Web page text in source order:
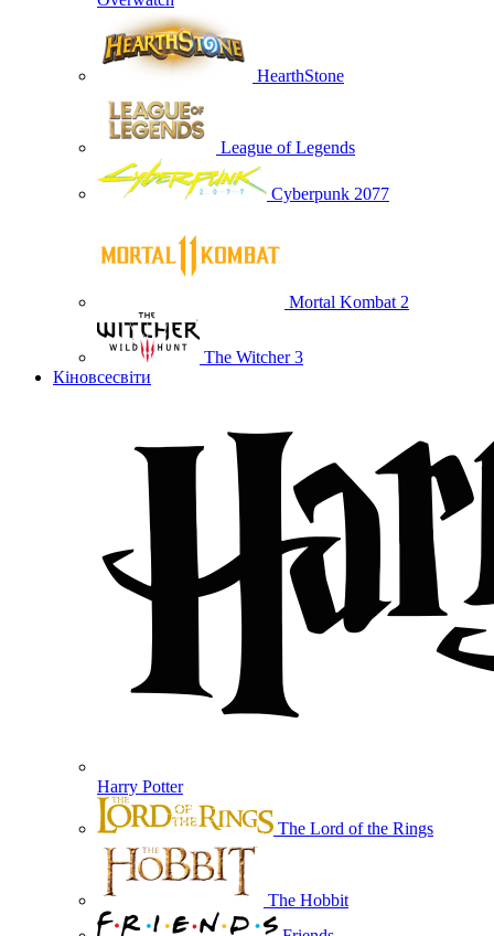
HearthStone
League of Legends
Cyberpunk 2077
Mortal Kombat 2
The Witcher 3
Кіновсесвіти
Harry Potter
The Lord of the Rings
The Hobbit